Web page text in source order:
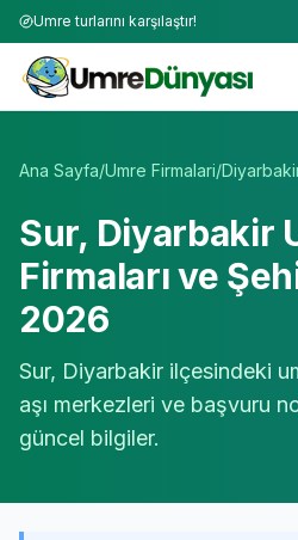
Umre turlarını karşılaştır!
Ana Sayfa/Umre Firmalari/
Sur, Diyarbakir
Firmaları ve
2026
Sur, Diyarbakir ilçesindeki
aşı merkezleri ve başvuru
güncel bilgiler.